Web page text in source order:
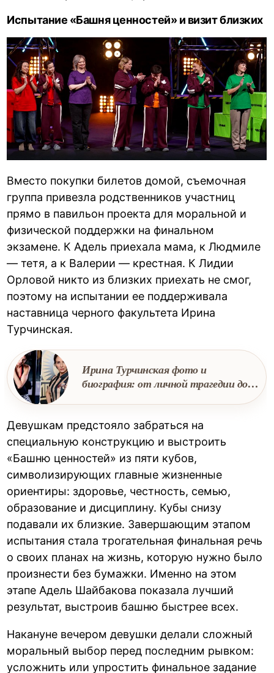
Испытание «Башня ценностей» и визит близких
Вместо покупки билетов домой, съемочная
группа привезла родственников участниц
прямо в павильон проекта для моральной и
физической поддержки на финальном
экзамене. К Адель приехала мама, к Людмиле
— тетя, а к Валерии — крестная. К Лидии
Орловой никто из близких приехать не смог,
поэтому на испытании ее поддерживала
наставница черного факультета Ирина
Турчинская.
Ирина Турчинская фото и
биография: от личной трагедии до
Девушкам предстояло забраться на
специальную конструкцию и выстроить
«Башню ценностей» из пяти кубов,
символизирующих главные жизненные
ориентиры: здоровье, честность, семью,
образование и дисциплину. Кубы снизу
подавали их близкие. Завершающим этапом
испытания стала трогательная финальная речь
о своих планах на жизнь, которую нужно было
произнести без бумажки. Именно на этом
этапе Адель Шайбакова показала лучший
результат, выстроив башню быстрее всех.
Накануне вечером девушки делали сложный
моральный выбор перед последним рывком:
усложнить или упростить финальное задание